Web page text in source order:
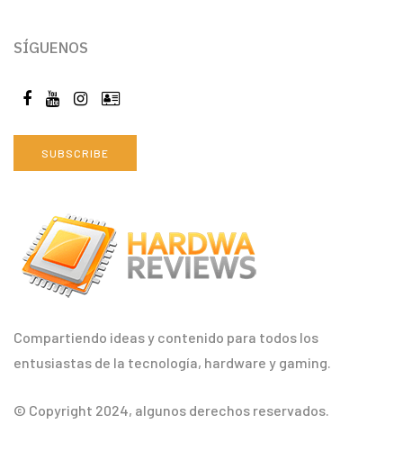
Compartiendo ideas y contenido para todos los
entusiastas de la tecnología, hardware y gaming.
© Copyright 2024, algunos derechos reservados.
SÍGUENOS
SUBSCRIBE